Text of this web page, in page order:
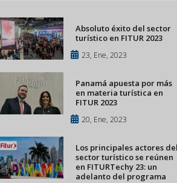
Absoluto éxito del sector
turístico en FITUR 2023
23, Ene, 2023
Panamá apuesta por más
en materia turística en
FITUR 2023
20, Ene, 2023
Los principales actores del
sector turístico se reúnen
en FITURTechy 23: un
adelanto del programa